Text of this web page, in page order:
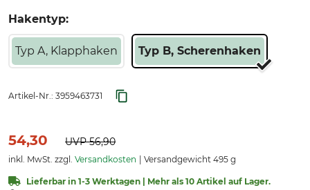
Hakentyp:
Typ A, Klapphaken Typ B, Scherenhaken
Artikel-Nr.: 3959463731
54,30 UVP56,90
inkl. MwSt. zzgl. Versandkosten Versandgewicht 495 g
Lieferbar in 1-3 Werktagen | Mehr als 10 Artikel auf Lager.